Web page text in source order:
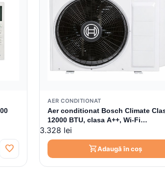
favorite
AER CONDITIONAT
Aer conditionat Bosch Climate
12000 BTU, clasa A++, Wi-Fi
integrat,7733701844
3.328 lei
shopping_cartAdaugă în coș